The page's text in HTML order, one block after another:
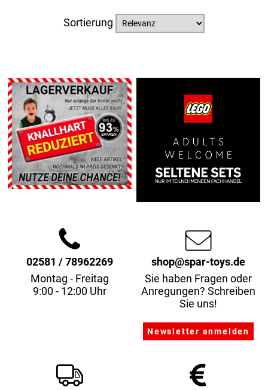
Sortierung
02581 / 78962269
Montag - Freitag
9:00 - 12:00 Uhr
shop@spar-toys.de
Sie haben Fragen oder
Anregungen? Schreiben
Sie uns!